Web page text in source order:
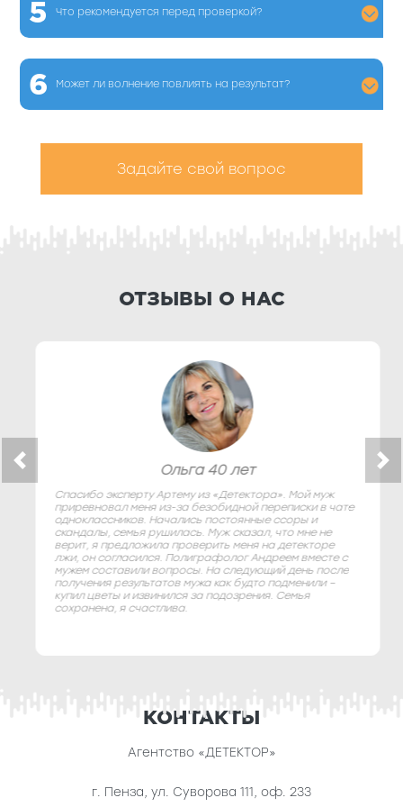
5 Что рекомендуется перед проверкой?
6 Может ли волнение повлиять на результат?
Задайте свой вопрос
ОТЗЫВЫ О НАС
Ольга 40 лет
Спасибо эксперту Артему из «Детектора». Мой муж
приревновал меня из-за безобидной переписки в чате
одноклассников. Начались постоянные ссоры и
скандалы, семья рушилась. Муж сказал, что мне не
верит, я предложила проверить меня на детекторе
лжи, он согласился. Полиграфолог Андреем вместе с
мужем составили вопросы. На следующий день после
получения результатов мужа как будто подменили –
купил цветы и извинился за подозрения. Семья
сохранена, я счастлива.
КОНТАКТЫ
Агентство «ДЕТЕКТОР»
г. Пенза ул. Суворова 111, оф. 233